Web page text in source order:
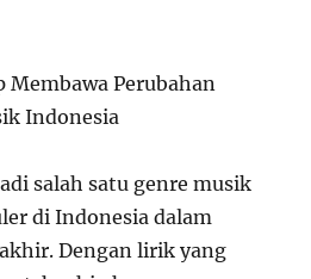
Membawa Perubahan
Indonesia
salah satu genre musik
di Indonesia dalam
Dengan lirik yang